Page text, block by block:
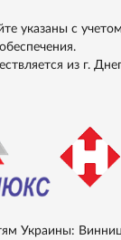
указаны с
из г.
Украины: